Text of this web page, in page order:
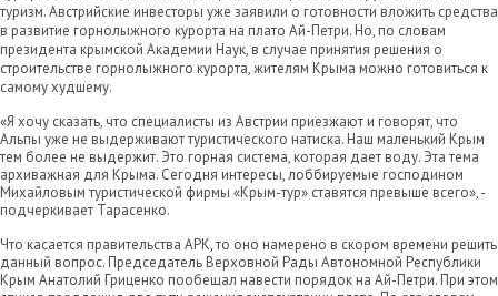
туризм. Австрийские инвесторы уже заявили о готовности вложить средства
в развитие горнолыжного курорта на плато Ай-Петри. Но, по словам
президента крымской Академии Наук, в случае принятия решения о
строительстве горнолыжного курорта, жителям Крыма можно готовиться к
самому худшему.
«Я хочу сказать, что специалисты из Австрии приезжают и говорят, что
Альпы уже не выдерживают туристического натиска. Наш маленький Крым
тем более не выдержит. Это горная система, которая дает воду. Эта тема
архиважная для Крыма. Сегодня интересы, лоббируемые господином
Михайловым туристической фирмы «Крым-тур» ставятся превыше всего», -
подчеркивает Тарасенко.
Что касается правительства АРК, то оно намерено в скором времени решить
данный вопрос. Председатель Верховной Рады Автономной Республики
Крым Анатолий Гриценко пообещал навести порядок на Ай-Петри. При этом